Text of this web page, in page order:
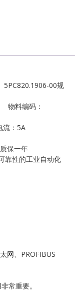
00规
物料编码：
：5A
保一年
靠性的工业自动化
网、PROFIBUS
常重要。